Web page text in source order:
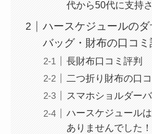
代から50代に支持
ハースケジュールの
バッグ・財布の口コミ
長財布口コミ評判
二つ折り財布の口
スマホショルダー
ハースケジュール
ありませんでした！